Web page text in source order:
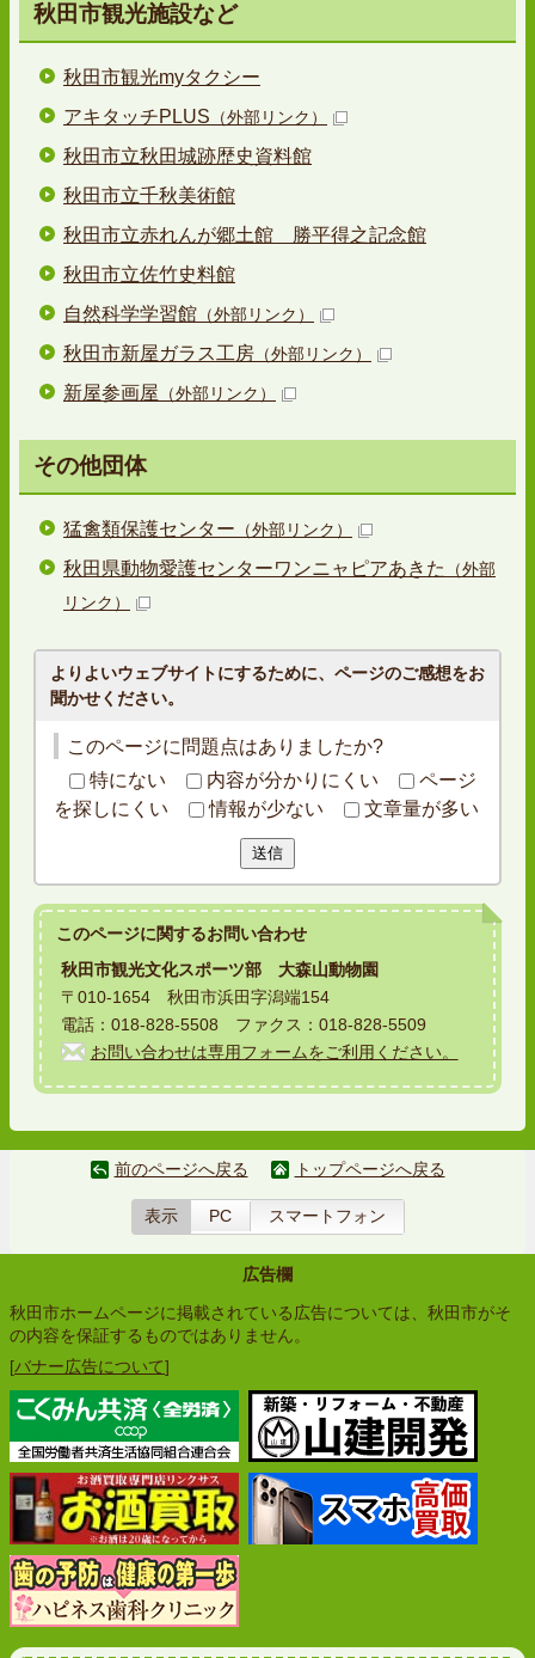
秋田市観光施設など
秋田市観光myタクシー
アキタッチPLUS （外部リンク）
秋田市立秋田城跡歴史資料館
秋田市立千秋美術館
秋田市立赤れんが郷土館 勝平得之記念館
秋田市立佐竹史料館
自然科学学習館 （外部リンク）
秋田市新屋ガラス工房 （外部リンク）
新屋参画屋 （外部リンク）
その他団体
猛禽類保護センター （外部リンク）
秋田県動物愛護センターワンニャピアあきた
（外部
リンク）
よりよいウェブサイトにするために、ページのご感想をお
聞かせください。
このページに問題点はありましたか?
特にない
内容が分かりにくい
ページ
を探しにくい
情報が少ない 文章量が多い
送信
このページに関するお問い合わせ
秋田市観光文化スポーツ部 大森山動物園
〒010-1654 秋田市浜田字潟端154
電話：018-828-5508 ファクス：018-828-5509
お問い合わせは専用フォームをご利用ください。
前のページへ戻る トップページへ戻る
表示 PC スマートフォン
広告欄
秋田市ホームページに掲載されている広告については、秋田市がそ
の内容を保証するものではありません。
[バナー広告について]